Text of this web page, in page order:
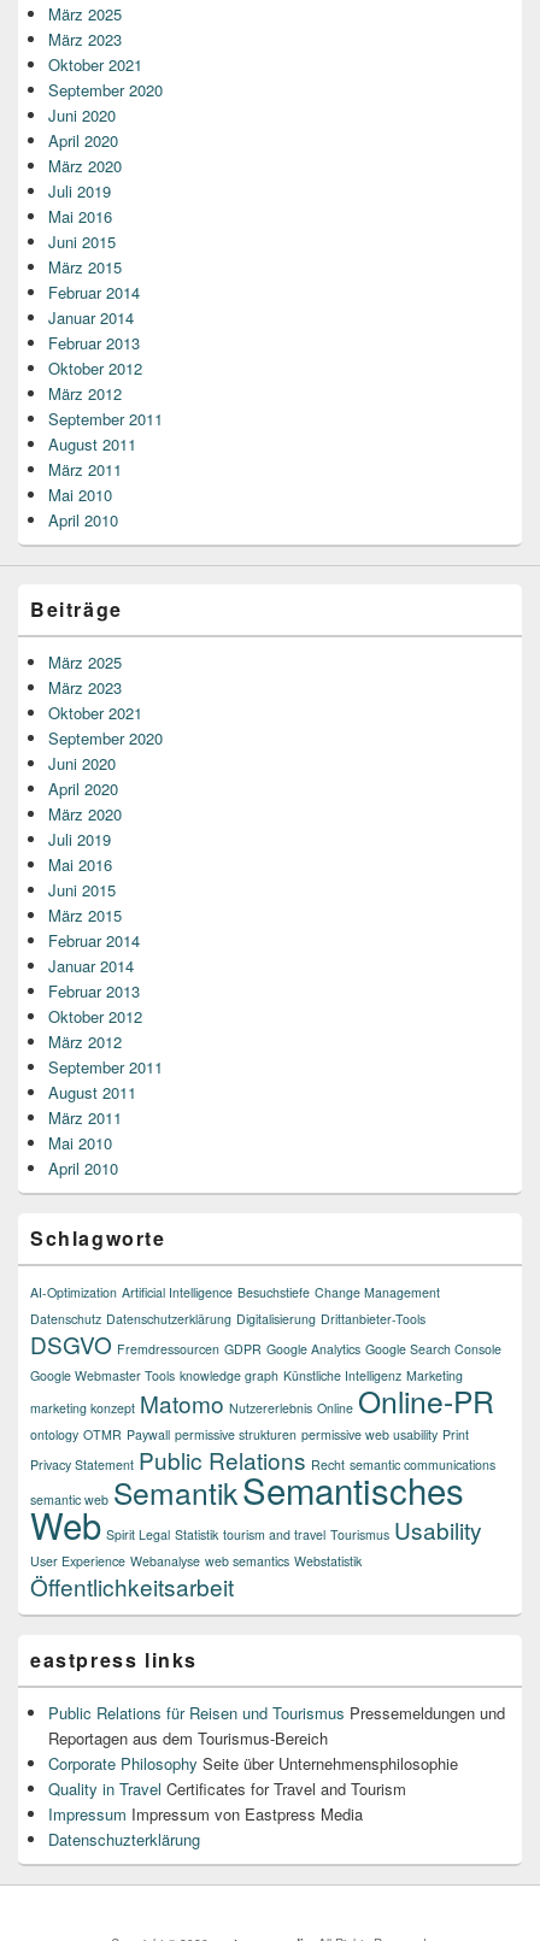
März 2025
März 2023
Oktober 2021
September 2020
Juni 2020
April 2020
März 2020
Juli 2019
Mai 2016
Juni 2015
März 2015
Februar 2014
Januar 2014
Februar 2013
Oktober 2012
März 2012
September 2011
August 2011
März 2011
Mai 2010
April 2010
Beiträge
März 2025
März 2023
Oktober 2021
September 2020
Juni 2020
April 2020
März 2020
Juli 2019
Mai 2016
Juni 2015
März 2015
Februar 2014
Januar 2014
Februar 2013
Oktober 2012
März 2012
September 2011
August 2011
März 2011
Mai 2010
April 2010
Schlagworte
AI-Optimization Artificial Intelligence Besuchstiefe Change Management
Datenschutz Datenschutzerklärung Digitalisierung Drittanbieter-Tools
DSGVO Fremdressourcen GDPR Google Analytics Google Search Console
Google Webmaster Tools knowledge graph Künstliche Intelligenz Marketing
marketing konzept Matomo Nutzererlebnis Online Online-PR
ontology OTMR Paywall permissive strukturen permissive web usability Print
Privacy Statement Public Relations Recht semantic communications
semantic web SemantikSemantisches
Web Spirit Legal Statistik tourism and travel Tourismus Usability
User Experience Webanalyse web semantics Webstatistik
Öffentlichkeitsarbeit
eastpress links
Public Relations für Reisen und Tourismus Pressemeldungen und
Reportagen aus dem Tourismus-Bereich
Corporate Philosophy Seite über Unternehmensphilosophie
Quality in Travel Certificates for Travel and Tourism
Impressum Impressum von Eastpress Media
Datenschuzterklärung